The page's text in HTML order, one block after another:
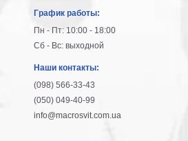
График работы:
Пн - Пт: 10:00 - 18:00
Сб - Вс: выходной
Наши контакты:
(098) 566-33-43
(050) 049-40-99
info@macrosvit.com.ua